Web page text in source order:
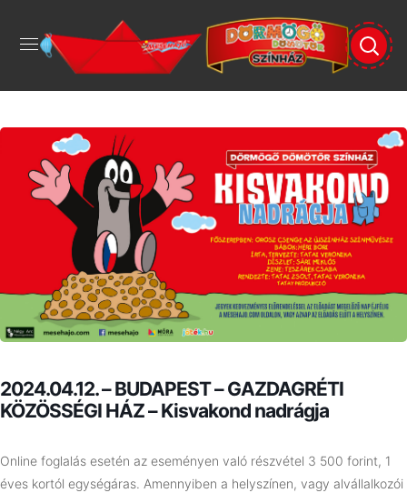
2024.04.12. – BUDAPEST – GAZDAGRÉTI
KÖZÖSSÉGI HÁZ – Kisvakond nadrágja
Online foglalás esetén az eseményen való részvétel 3 500 forint, 1
éves kortól egységáras. Amennyiben a helyszínen, vagy alvállalkozói